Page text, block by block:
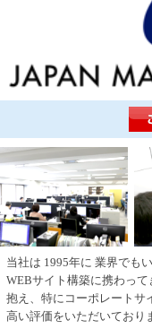
当社は 1995年に 業界でも
WEBサイト構築に携わっ
抱え、特にコーポレートサ
高い評価をいただいており